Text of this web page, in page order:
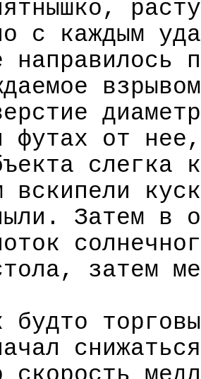
с каждым
направилось
футах от
слегка
вскипели
Затем в
затем
будто